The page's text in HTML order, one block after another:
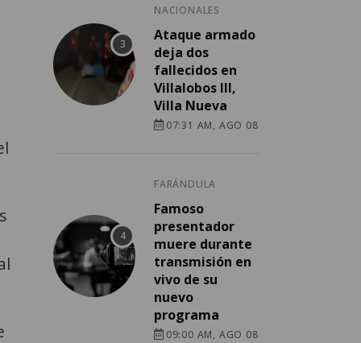
NACIONALES
Ataque armado
deja dos
fallecidos en
Villalobos III,
Villa Nueva
07:31 AM, AGO 08
FARÁNDULA
Famoso
presentador
muere durante
transmisión en
vivo de su
nuevo
programa
09:00 AM, AGO 08